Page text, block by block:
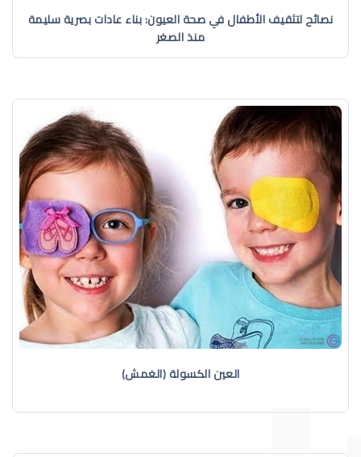
نصائح لتثقيف الأطفال في صحة العيون: بناء عادات بصرية سليمة
منذ الصغر
العين الكسولة (الغمش)